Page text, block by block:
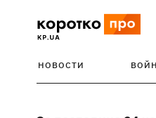
НОВОСТИ